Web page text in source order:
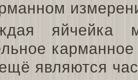
яйчейка
являются